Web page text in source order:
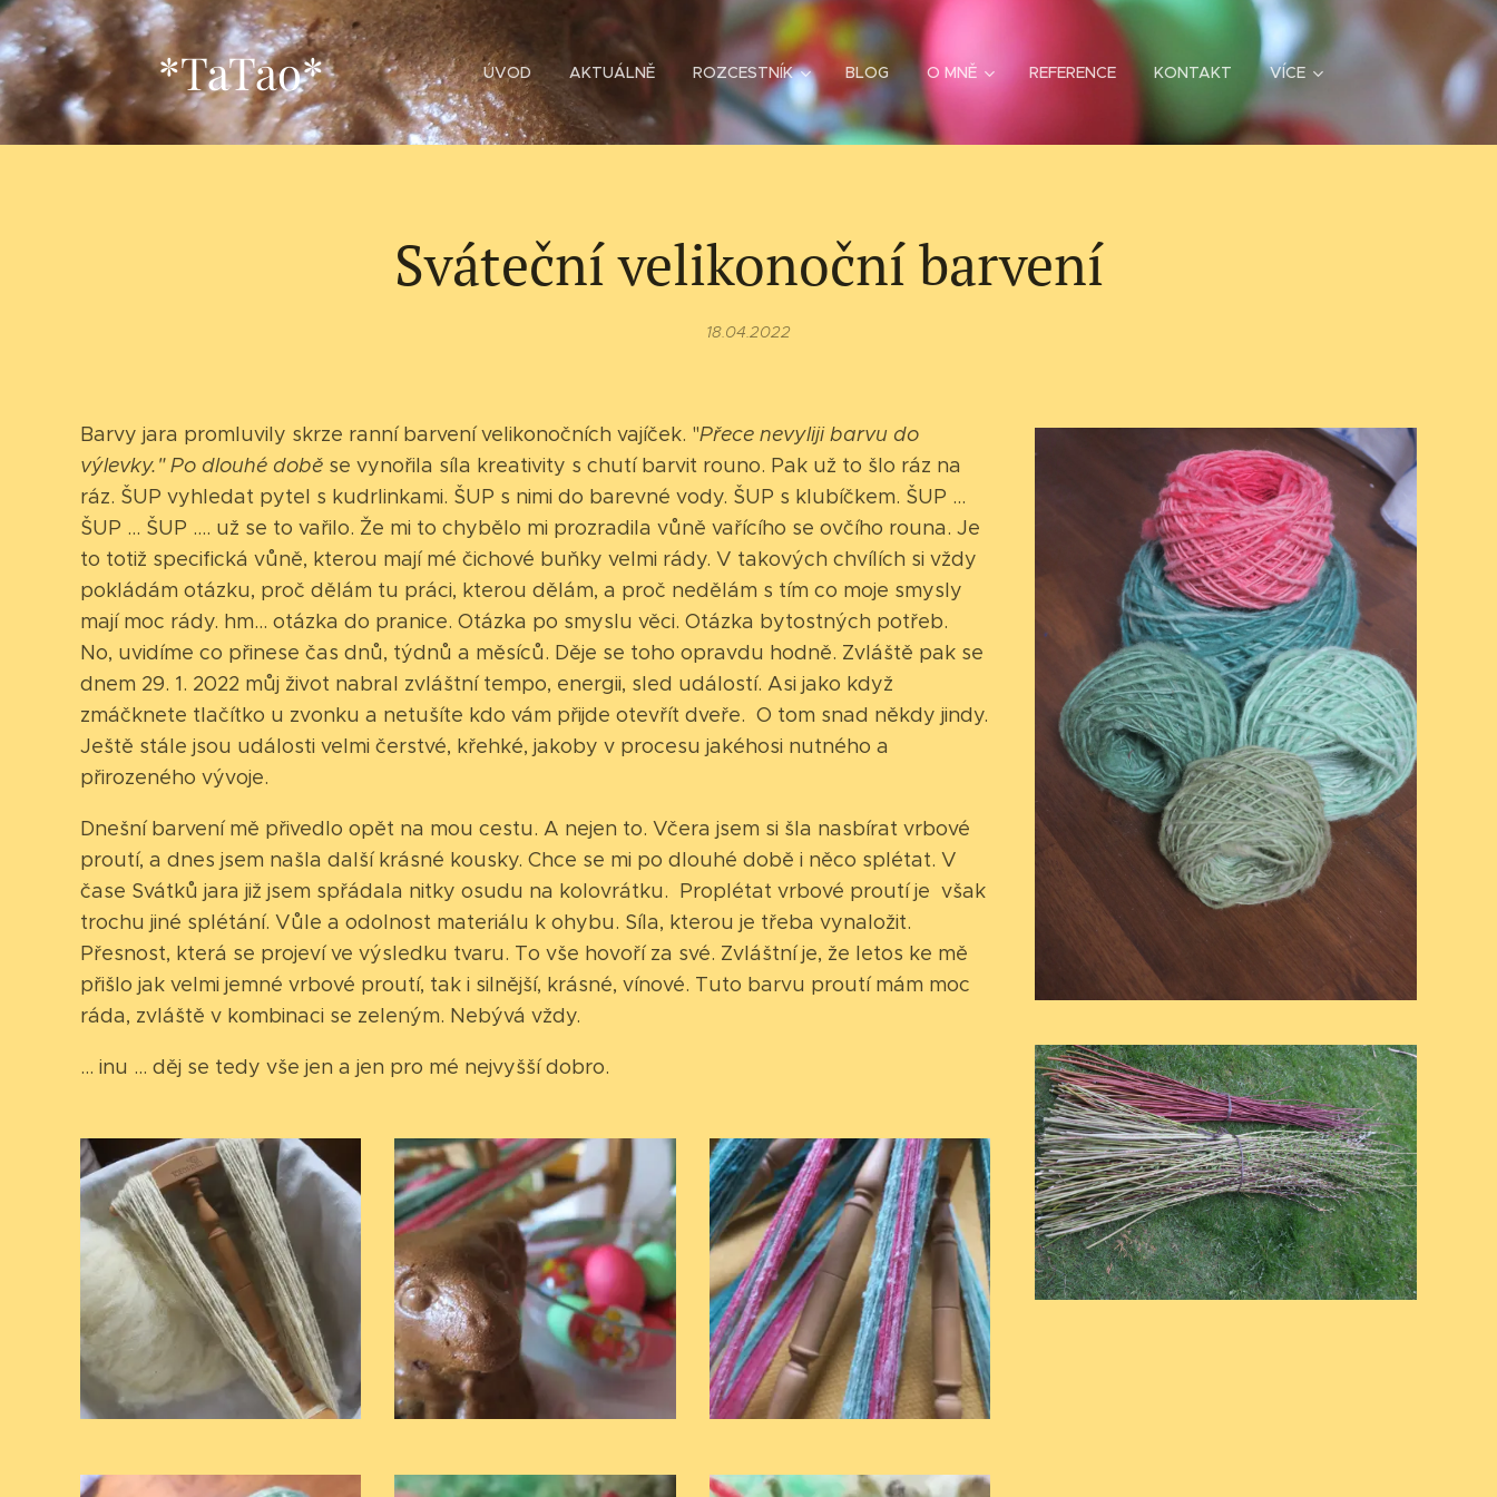
*TaTao* ÚVOD AKTUÁLNĚ ROZCESTNÍK BLOG O MNĚ REFERENCE KONTAKT VÍCE
Sváteční velikonoční barvení
18.04.2022
Barvy jara promluvily skrze ranní barvení velikonočních vajíček. "Přece nevyliji barvu do
výlevky." Po dlouhé době se vynořila síla kreativity s chutí barvit rouno. Pak už to šlo ráz na
ráz. ŠUP vyhledat pytel s kudrlinkami. ŠUP s nimi do barevné vody. ŠUP s klubíčkem. ŠUP ...
ŠUP ... ŠUP .... už se to vařilo. Že mi to chybělo mi prozradila vůně vařícího se ovčího rouna. Je
to totiž specifická vůně, kterou mají mé čichové buňky velmi rády. V takových chvílích si vždy
pokládám otázku, proč dělám tu práci, kterou dělám, a proč nedělám s tím co moje smysly
mají moc rády. hm... otázka do pranice. Otázka po smyslu věci. Otázka bytostných potřeb.
No, uvidíme co přinese čas dnů, týdnů a měsíců. Děje se toho opravdu hodně. Zvláště pak se
dnem 29. 1. 2022 můj život nabral zvláštní tempo, energii, sled událostí. Asi jako když
zmáčknete tlačítko u zvonku a netušíte kdo vám přijde otevřít dveře. O tom snad někdy jindy.
Ještě stále jsou události velmi čerstvé, křehké, jakoby v procesu jakéhosi nutného a
přirozeného vývoje.
Dnešní barvení mě přivedlo opět na mou cestu. A nejen to. Včera jsem si šla nasbírat vrbové
proutí, a dnes jsem našla další krásné kousky. Chce se mi po dlouhé době i něco splétat. V
čase Svátků jara již jsem spřádala nitky osudu na kolovrátku. Proplétat vrbové proutí je však
trochu jiné splétání. Vůle a odolnost materiálu k ohybu. Síla, kterou je třeba vynaložit.
Přesnost, která se projeví ve výsledku tvaru. To vše hovoří za své. Zvláštní je, že letos ke mě
přišlo jak velmi jemné vrbové proutí, tak i silnější, krásné, vínové. Tuto barvu proutí mám moc
ráda, zvláště v kombinaci se zeleným. Nebývá vždy.
... inu ... děj se tedy vše jen a jen pro mé nejvyšší dobro.